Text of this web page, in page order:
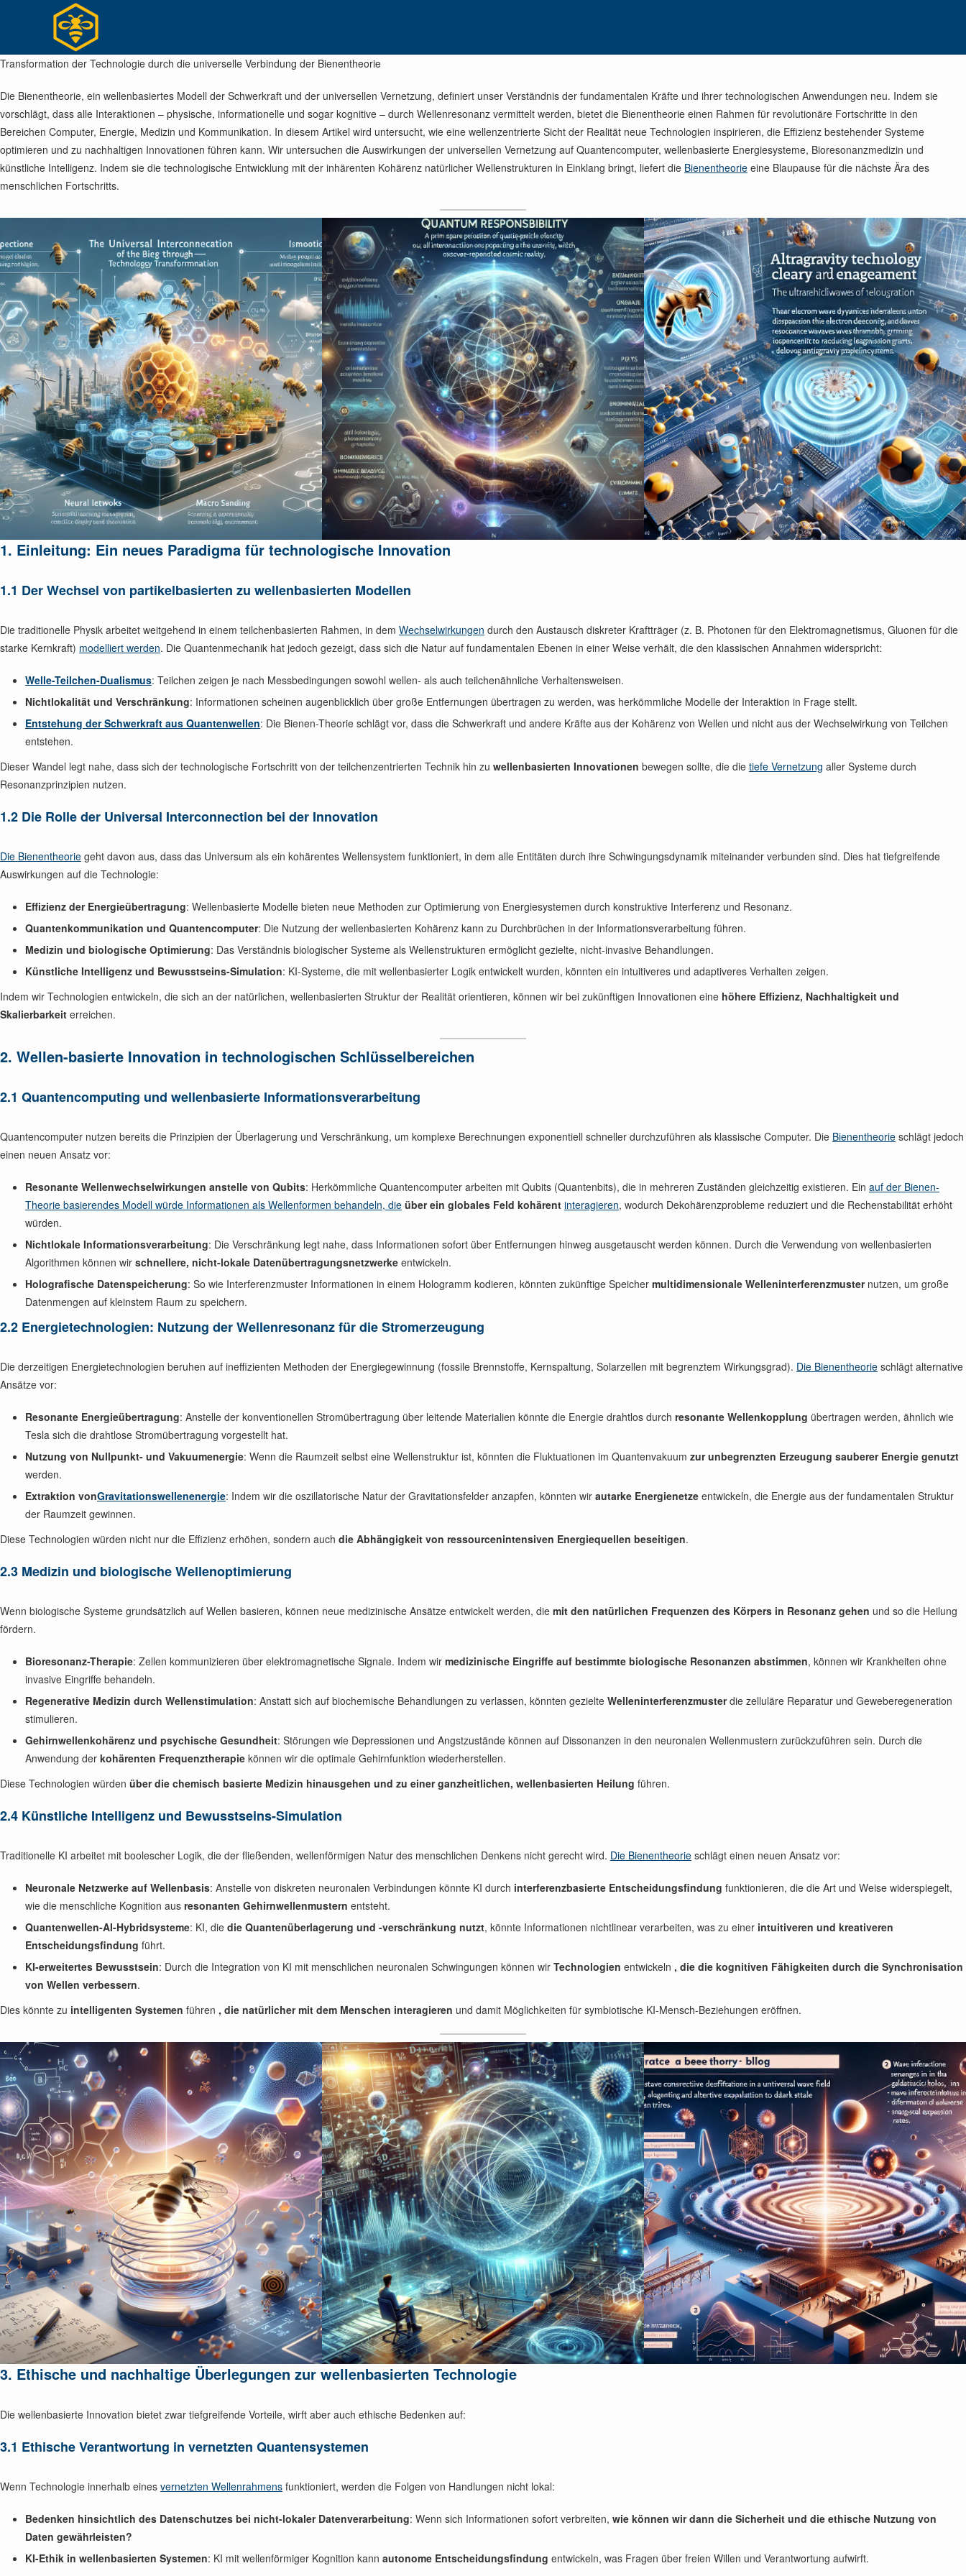
Transformation der Technologie durch die universelle Verbindung der Bienentheorie
Die Bienentheorie, ein wellenbasiertes Modell der Schwerkraft und der universellen Vernetzung, definiert unser Verständnis der fundamentalen Kräfte und ihrer technologischen Anwendungen neu. Indem sie
vorschlägt, dass alle Interaktionen – physische, informationelle und sogar kognitive – durch Wellenresonanz vermittelt werden, bietet die Bienentheorie einen Rahmen für revolutionäre Fortschritte in den
Bereichen Computer, Energie, Medizin und Kommunikation. In diesem Artikel wird untersucht, wie eine wellenzentrierte Sicht der Realität neue Technologien inspirieren, die Effizienz bestehender Systeme
optimieren und zu nachhaltigen Innovationen führen kann. Wir untersuchen die Auswirkungen der universellen Vernetzung auf Quantencomputer, wellenbasierte Energiesysteme, Bioresonanzmedizin und
künstliche Intelligenz. Indem sie die technologische Entwicklung mit der inhärenten Kohärenz natürlicher Wellenstrukturen in Einklang bringt, liefert die Bienentheorie eine Blaupause für die nächste Ära des
menschlichen Fortschritts.
1. Einleitung: Ein neues Paradigma für technologische Innovation
1.1 Der Wechsel von partikelbasierten zu wellenbasierten Modellen
Die traditionelle Physik arbeitet weitgehend in einem teilchenbasierten Rahmen, in dem Wechselwirkungen durch den Austausch diskreter Kraftträger (z. B. Photonen für den Elektromagnetismus, Gluonen für die
starke Kernkraft) modelliert werden. Die Quantenmechanik hat jedoch gezeigt, dass sich die Natur auf fundamentalen Ebenen in einer Weise verhält, die den klassischen Annahmen widerspricht:
Welle-Teilchen-Dualismus: Teilchen zeigen je nach Messbedingungen sowohl wellen- als auch teilchenähnliche Verhaltensweisen.
Nichtlokalität und Verschränkung: Informationen scheinen augenblicklich über große Entfernungen übertragen zu werden, was herkömmliche Modelle der Interaktion in Frage stellt.
Entstehung der Schwerkraft aus Quantenwellen: Die Bienen-Theorie schlägt vor, dass die Schwerkraft und andere Kräfte aus der Kohärenz von Wellen und nicht aus der Wechselwirkung von Teilchen
entstehen.
Dieser Wandel legt nahe, dass sich der technologische Fortschritt von der teilchenzentrierten Technik hin zu wellenbasierten Innovationen bewegen sollte, die die tiefe Vernetzung aller Systeme durch
Resonanzprinzipien nutzen.
1.2 Die Rolle der Universal Interconnection bei der Innovation
Die Bienentheorie geht davon aus, dass das Universum als ein kohärentes Wellensystem funktioniert, in dem alle Entitäten durch ihre Schwingungsdynamik miteinander verbunden sind. Dies hat tiefgreifende
Auswirkungen auf die Technologie:
Effizienz der Energieübertragung: Wellenbasierte Modelle bieten neue Methoden zur Optimierung von Energiesystemen durch konstruktive Interferenz und Resonanz.
Quantenkommunikation und Quantencomputer: Die Nutzung der wellenbasierten Kohärenz kann zu Durchbrüchen in der Informationsverarbeitung führen.
Medizin und biologische Optimierung: Das Verständnis biologischer Systeme als Wellenstrukturen ermöglicht gezielte, nicht-invasive Behandlungen.
Künstliche Intelligenz und Bewusstseins-Simulation: KI-Systeme, die mit wellenbasierter Logik entwickelt wurden, könnten ein intuitiveres und adaptiveres Verhalten zeigen.
Indem wir Technologien entwickeln, die sich an der natürlichen, wellenbasierten Struktur der Realität orientieren, können wir bei zukünftigen Innovationen eine höhere Effizienz, Nachhaltigkeit und
Skalierbarkeit erreichen.
2. Wellen-basierte Innovation in technologischen Schlüsselbereichen
2.1 Quantencomputing und wellenbasierte Informationsverarbeitung
Quantencomputer nutzen bereits die Prinzipien der Überlagerung und Verschränkung, um komplexe Berechnungen exponentiell schneller durchzuführen als klassische Computer. Die Bienentheorie schlägt jedoch
einen neuen Ansatz vor:
Resonante Wellenwechselwirkungen anstelle von Qubits: Herkömmliche Quantencomputer arbeiten mit Qubits (Quantenbits), die in mehreren Zuständen gleichzeitig existieren. Ein auf der Bienen-
Theorie basierendes Modell würde Informationen als Wellenformen behandeln, die über ein globales Feld kohärent interagieren, wodurch Dekohärenzprobleme reduziert und die Rechenstabilität erhöht
würden.
Nichtlokale Informationsverarbeitung: Die Verschränkung legt nahe, dass Informationen sofort über Entfernungen hinweg ausgetauscht werden können. Durch die Verwendung von wellenbasierten
Algorithmen können wir schnellere, nicht-lokale Datenübertragungsnetzwerke entwickeln.
Holografische Datenspeicherung: So wie Interferenzmuster Informationen in einem Hologramm kodieren, könnten zukünftige Speicher multidimensionale Welleninterferenzmusternutzen, um große
Datenmengen auf kleinstem Raum zu speichern.
2.2 Energietechnologien: Nutzung der Wellenresonanz für die Stromerzeugung
Die derzeitigen Energietechnologien beruhen auf ineffizienten Methoden der Energiegewinnung (fossile Brennstoffe, Kernspaltung, Solarzellen mit begrenztem Wirkungsgrad). Die Bienentheorie schlägt alternative
Ansätze vor:
Resonante Energieübertragung: Anstelle der konventionellen Stromübertragung über leitende Materialien könnte die Energie drahtlos durch resonante Wellenkopplung übertragen werden, ähnlich wie
Tesla sich die drahtlose Stromübertragung vorgestellt hat.
Nutzung von Nullpunkt- und Vakuumenergie: Wenn die Raumzeit selbst eine Wellenstruktur ist, könnten die Fluktuationen im Quantenvakuum zur unbegrenzten Erzeugung sauberer Energie genutzt
werden.
Extraktion vonGravitationswellenenergie: Indem wir die oszillatorische Natur der Gravitationsfelder anzapfen, könnten wir autarke Energienetze entwickeln, die Energie aus der fundamentalen Struktur
der Raumzeit gewinnen.
Diese Technologien würden nicht nur die Effizienz erhöhen, sondern auch die Abhängigkeit von ressourcenintensiven Energiequellen beseitigen.
2.3 Medizin und biologische Wellenoptimierung
Wenn biologische Systeme grundsätzlich auf Wellen basieren, können neue medizinische Ansätze entwickelt werden, die mit den natürlichen Frequenzen des Körpers in Resonanz gehen und so die Heilung
fördern.
Bioresonanz-Therapie: Zellen kommunizieren über elektromagnetische Signale. Indem wir medizinische Eingriffe auf bestimmte biologische Resonanzen abstimmen, können wir Krankheiten ohne
invasive Eingriffe behandeln.
Regenerative Medizin durch Wellenstimulation: Anstatt sich auf biochemische Behandlungen zu verlassen, könnten gezielte Welleninterferenzmusterdie zelluläre Reparatur und Geweberegeneration
stimulieren.
Gehirnwellenkohärenz und psychische Gesundheit: Störungen wie Depressionen und Angstzustände können auf Dissonanzen in den neuronalen Wellenmustern zurückzuführen sein. Durch die
Anwendung der kohärenten Frequenztherapie können wir die optimale Gehirnfunktion wiederherstellen.
Diese Technologien würden über die chemisch basierte Medizin hinausgehen und zu einer ganzheitlichen, wellenbasierten Heilung führen.
2.4 Künstliche Intelligenz und Bewusstseins-Simulation
Traditionelle KI arbeitet mit boolescher Logik, die der fließenden, wellenförmigen Natur des menschlichen Denkens nicht gerecht wird. Die Bienentheorie schlägt einen neuen Ansatz vor:
Neuronale Netzwerke auf Wellenbasis: Anstelle von diskreten neuronalen Verbindungen könnte KI durch interferenzbasierte Entscheidungsfindung funktionieren, die die Art und Weise widerspiegelt,
wie die menschliche Kognition aus resonanten Gehirnwellenmustern entsteht.
Quantenwellen-AI-Hybridsysteme: KI, die die Quantenüberlagerung und -verschränkung nutzt, könnte Informationen nichtlinear verarbeiten, was zu einer intuitiveren und kreativeren
Entscheidungsfindung führt.
KI-erweitertes Bewusstsein: Durch die Integration von KI mit menschlichen neuronalen Schwingungen können wir Technologien entwickeln , die die kognitiven Fähigkeiten durch die Synchronisation
von Wellen verbessern.
Dies könnte zu intelligenten Systemen führen , die natürlicher mit dem Menschen interagieren und damit Möglichkeiten für symbiotische KI-Mensch-Beziehungen eröffnen.
3. Ethische und nachhaltige Überlegungen zur wellenbasierten Technologie
Die wellenbasierte Innovation bietet zwar tiefgreifende Vorteile, wirft aber auch ethische Bedenken auf:
3.1 Ethische Verantwortung in vernetzten Quantensystemen
Wenn Technologie innerhalb eines vernetzten Wellenrahmens funktioniert, werden die Folgen von Handlungen nicht lokal:
Bedenken hinsichtlich des Datenschutzes bei nicht-lokaler Datenverarbeitung: Wenn sich Informationen sofort verbreiten, wie können wir dann die Sicherheit und die ethische Nutzung von
Daten gewährleisten?
KI-Ethik in wellenbasierten Systemen: KI mit wellenförmiger Kognition kann autonome Entscheidungsfindung entwickeln, was Fragen über freien Willen und Verantwortung aufwirft.